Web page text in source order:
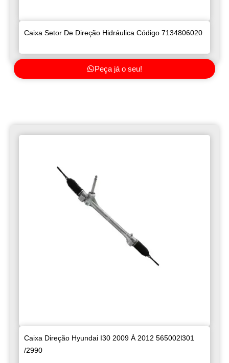
Caixa Setor De Direção Hidráulica Código 7134806020
Peça já o seu!
Caixa Direção Hyundai I30 2009 À 2012 565002l301
/2990